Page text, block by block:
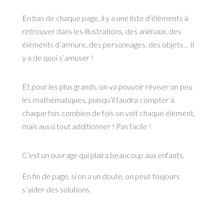
En bas de chaque page, il y a une liste d’éléments à
retrouver dans les illustrations, des animaux, des
éléments d’armure, des personnages, des objets… Il
y a de quoi s’amuser !
Et pour les plus grands, on va pouvoir réviser un peu
les mathématiques, puisqu’il faudra compter à
chaque fois combien de fois on voit chaque élément,
mais aussi tout additionner ! Pas facile !
C’est un ouvrage qui plaira beaucoup aux enfants.
En fin de page, si on a un doute, on peut toujours
s’aider des solutions.